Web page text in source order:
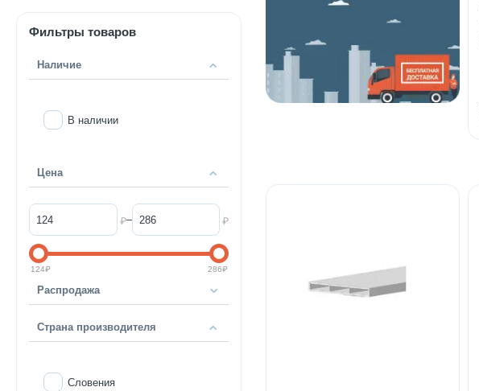
Фильтры товаров
Наличие
В наличии
Цена
₽– ₽
124₽ 286₽
Распродажа
Страна производителя
Словения